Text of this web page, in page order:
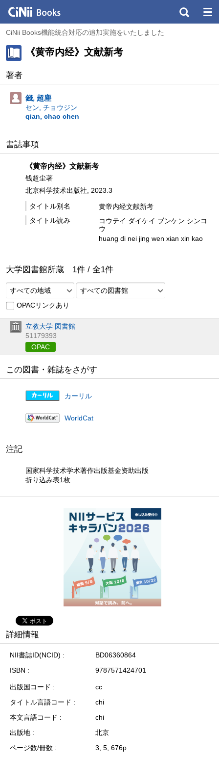
CiNii Books機能統合対応の追加実施をいたしました
《黄帝内经》文献新考
著者
錢, 超塵
セン, チョウジン
qian, chao chen
書誌事項
《黄帝内经》文献新考
钱超尘著
北京科学技术出版社, 2023.3
タイトル別名
黄帝内经文献新考
タイトル読み
コウテイ ダイケイ ブンケン シンコ
ウ
huang di nei jing wen xian xin kao
大学図書館所蔵 1件 / 全1件
すべての地域
すべての図書館
OPACリンクあり
立教大学 図書館
51179393
OPAC
この図書・雑誌をさがす
カーリル
WorldCat
注記
国家科学技术学术著作出版基金资助出版
折り込み表1枚
詳細情報
NII書誌ID(NCID)
BD06360864
ISBN
9787571424701
出版国コード
cc
タイトル言語コード
chi
本文言語コード
chi
出版地
北京
ページ数/冊数
3, 5, 676p